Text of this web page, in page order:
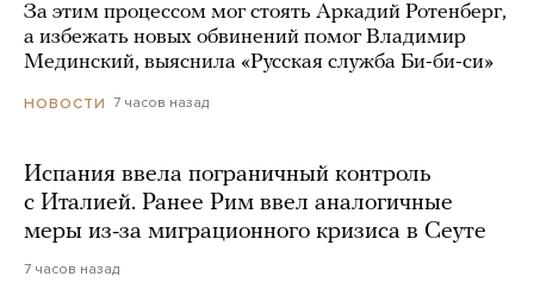
За этим процессом мог стоять Аркадий Ротенберг,
а избежать новых обвинений помог Владимир
Мединский, выяснила «Русская служба Би-би-си»
НОВОСТИ 7 часов назад
Испания ввела пограничный контроль
с Италией. Ранее Рим ввел аналогичные
меры из-за миграционного кризиса в Сеуте
7 часов назад